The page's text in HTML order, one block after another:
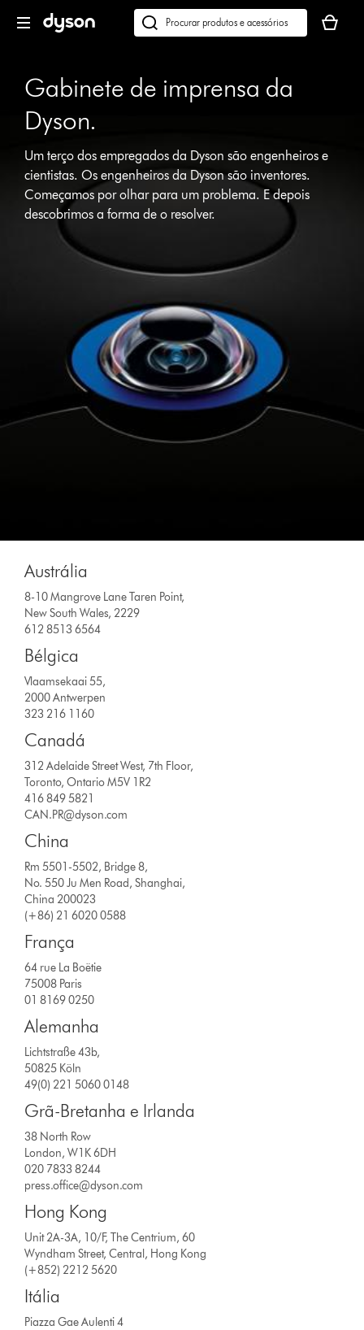
seguinte
Pesquisar
seu
Gabinete de imprensa da
Dyson.
Um terço dos empregados da Dyson são engenheiros e
cientistas. Os engenheiros da Dyson são inventores.
Começamos por olhar para um problema. E depois
descobrimos a forma de o resolver.
Austrália
8-10 Mangrove Lane Taren Point,
New South Wales, 2229
612 8513 6564
Bélgica
Vlaamsekaai 55,
2000 Antwerpen
323 216 1160
Canadá
312 Adelaide Street West, 7th Floor,
Toronto, Ontario M5V 1R2
416 849 5821
CAN.PR@dyson.com
China
Rm 5501-5502, Bridge 8,
No. 550 Ju Men Road, Shanghai,
China 200023
(+86) 21 6020 0588
França
64 rue La Boëtie
75008 Paris
01 8169 0250
Alemanha
Lichtstraße 43b,
50825 Köln
49(0) 221 5060 0148
Grã-Bretanha e Irlanda
38 North Row
London, W1K 6DH
020 7833 8244
press.office@dyson.com
Hong Kong
Unit 2A-3A, 10/F, The Centrium, 60
Wyndham Street, Central, Hong Kong
(+852) 2212 5620
Itália
Piazza Gae Aulenti 4